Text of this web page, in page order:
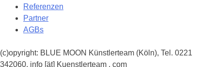
Referenzen
Partner
AGBs
(c)opyright: BLUE MOON Künstlerteam (Köln), Tel. 0221
342060, info [ät] Kuenstlerteam . com